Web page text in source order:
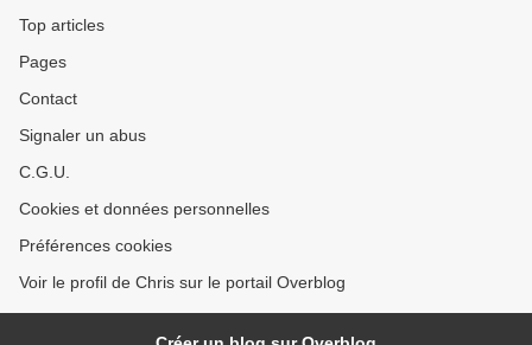
Top articles
Pages
Contact
Signaler un abus
C.G.U.
Cookies et données personnelles
Préférences cookies
Voir le profil de Chris sur le portail Overblog